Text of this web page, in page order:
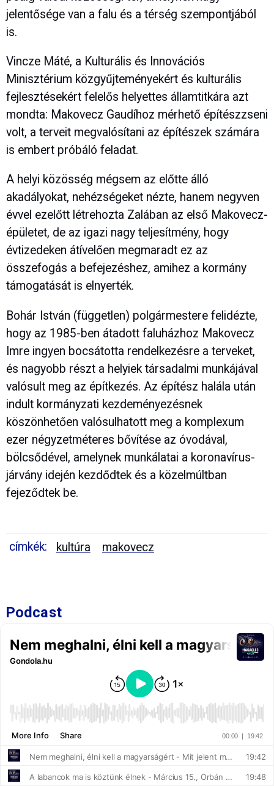
jelentősége van a falu és a térség szempontjából
is.
Vincze Máté, a Kulturális és Innovációs
Minisztérium közgyűjteményekért és kulturális
fejlesztésekért felelős helyettes államtitkára azt
mondta: Makovecz Gaudíhoz mérhető építészzseni
volt, a terveit megvalósítani az építészek számára
is embert próbáló feladat.
A helyi közösség mégsem az előtte álló
akadályokat, nehézségeket nézte, hanem negyven
évvel ezelőtt létrehozta Zalában az első Makovecz-
épületet, de az igazi nagy teljesítmény, hogy
évtizedeken átívelően megmaradt ez az
összefogás a befejezéshez, amihez a kormány
támogatását is elnyerték.
Bohár István (független) polgármestere felidézte,
hogy az 1985-ben átadott faluházhoz Makovecz
Imre ingyen bocsátotta rendelkezésre a terveket,
és nagyobb részt a helyiek társadalmi munkájával
valósult meg az építkezés. Az építész halála után
indult kormányzati kezdeményezésnek
köszönhetően valósulhatott meg a komplexum
ezer négyzetméteres bővítése az óvodával,
bölcsődével, amelynek munkálatai a koronavírus-
járvány idején kezdődtek és a közelmúltban
fejeződtek be.
címkék: kultúra makovecz
Podcast